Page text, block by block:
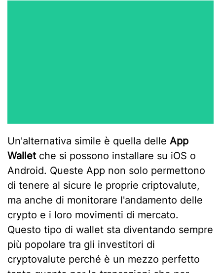
Un'alternativa simile è quella delle App
Walletche si possono installare su iOS o
Android. Queste App non solo permettono
di tenere al sicure le proprie criptovalute,
ma anche di monitorare l'andamento delle
crypto e i loro movimenti di mercato.
Questo tipo di wallet sta diventando sempre
più popolare tra gli investitori di
cryptovalute perché è un mezzo perfetto